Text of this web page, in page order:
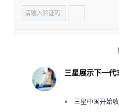
三星展示下一代
三星中国开始